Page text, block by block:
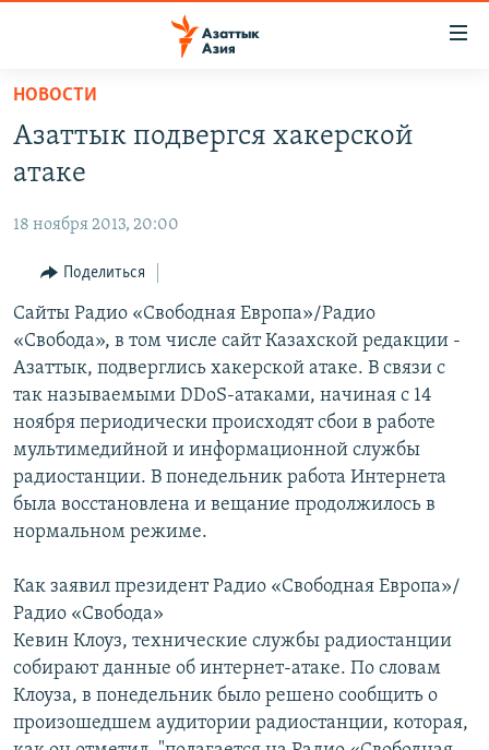
Вернуться
основному
содержанию
навигации
Вернутся
поиску
УЗБЕКИСТАН
ТАДЖИКИСТАН
НА ДРУГИХ ЯЗЫКАХ
ҚАЗАҚША
КЫРГЫЗЧА
ЎЗБЕКЧА
ТОҶИКӢ
TÜRKMENÇE
Все сайты РСЕ/РС
НОВОСТИ
Азаттык подвергся хакерской
атаке
18 ноября 2013, 20:00
Поделиться
Сайты Радио «Свободная Европа»/Радио
«Свобода», в том числе сайт Казахской редакции -
Азаттык, подверглись хакерской атаке. В связи с
так называемыми DDoS-атаками, начиная с 14
ноября периодически происходят сбои в работе
мультимедийной и информационной службы
радиостанции. В понедельник работа Интернета
была восстановлена и вещание продолжилось в
нормальном режиме.
Как заявил президент Радио «Свободная Европа»/
Радио «Свобода»
Кевин Клоуз, технические службы радиостанции
собирают данные об интернет-атаке. По словам
Клоуза, в понедельник было решено сообщить о
произошедшем аудитории радиостанции, которая,